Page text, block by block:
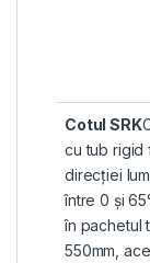
Cotul SRK
cu tub rigid
direcției
între 0 și
în pachetul
550mm,